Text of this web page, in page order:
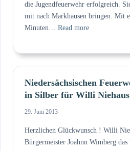
die Jugendfeuerwehr erfolgreich.
mit nach Markhausen bringen. Mit
Minuten… Read more:
2013
Niedersächsischen
in Silber für Willi Niehaus
29. Juni 2013
Herzlichen Glückwunsch ! Willi
Bürgermeister Joahnn Wimberg das